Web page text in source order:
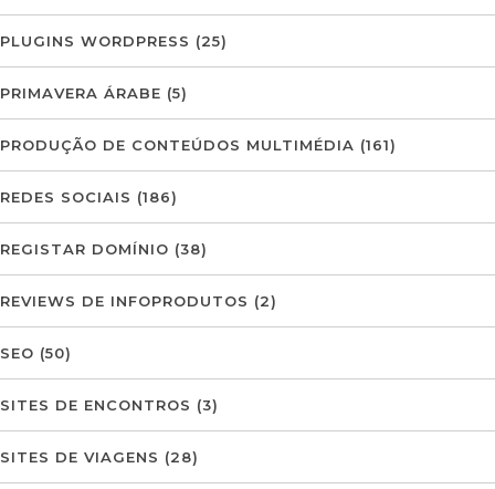
PLUGINS WORDPRESS (25)
PRIMAVERA ÁRABE (5)
PRODUÇÃO DE CONTEÚDOS MULTIMÉDIA (161)
REDES SOCIAIS (186)
REGISTAR DOMÍNIO (38)
REVIEWS DE INFOPRODUTOS (2)
SEO (50)
SITES DE ENCONTROS (3)
SITES DE VIAGENS (28)